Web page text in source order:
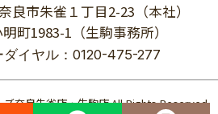
良市朱雀１丁目2-23（本社）
町1983-1（生駒事務所）
ダイヤル：0120-475-277
奈良朱雀店・生駒店 All Rights Reserved.